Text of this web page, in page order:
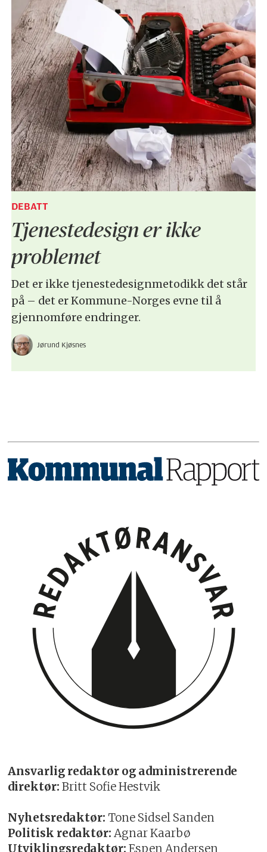
DEBATT
Tjenestedesign er ikke
problemet
Det er ikke tjenestedesignmetodikk det står
på – det er Kommune-Norges evne til å
gjennomføre endringer.
Jørund Kjøsnes
Ansvarlig redaktør og administrerende
direktør: Britt Sofie Hestvik
Nyhetsredaktør: Tone Sidsel Sanden
Politisk redaktør: Agnar Kaarbø
Utviklingsredaktør: Espen Andersen